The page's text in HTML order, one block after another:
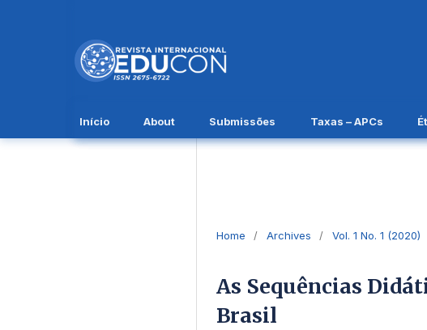
Início About Submissões Taxas – APCs
Home / Archives / Vol. 1 No. 1 (2020)
As Sequências
Brasil